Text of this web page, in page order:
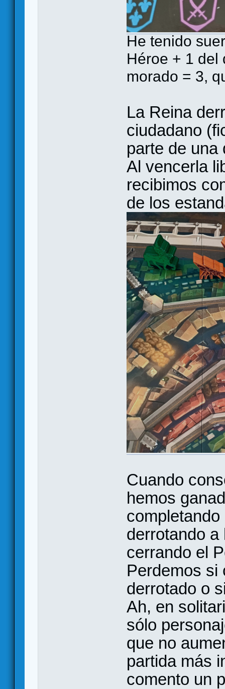
He tenido
Héroe + 1 del
morado = 3,
La Reina
ciudadano
parte de una
Al vencerla
recibimos
de los
Cuando
hemos
derrotando
cerrando el
Perdemos si
derrotado o
Ah, en
sólo
que no
partida más
comento un